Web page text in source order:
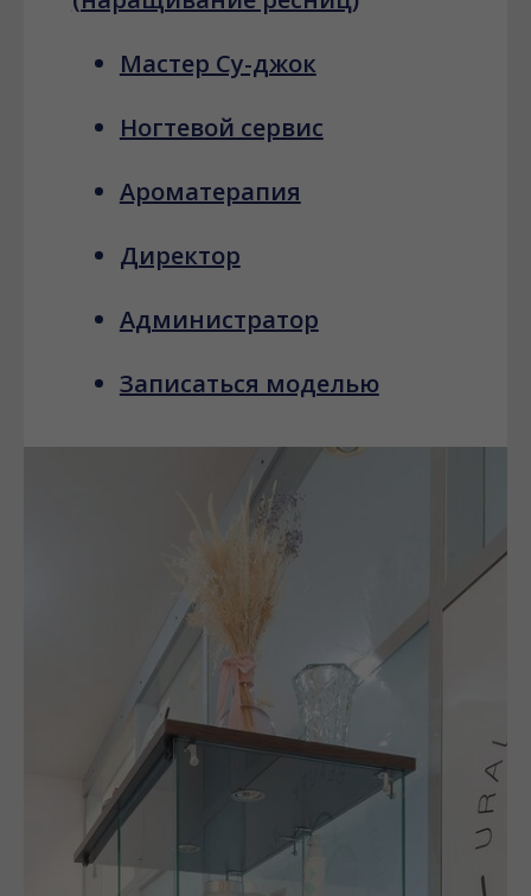
Мастер Су-джок
Ногтевой сервис
Ароматерапия
Директор
Администратор
Записаться моделью